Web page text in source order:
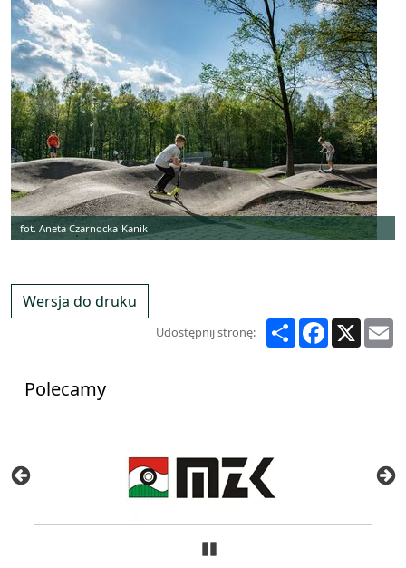
fot. Aneta Czarnocka-Kanik
Wersja do druku
Udostępnij stronę: ShareFacebook
X
Polecamy
Zatrzymaj